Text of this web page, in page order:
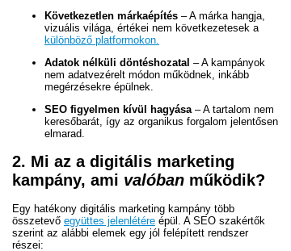
Következetlen márkaépítés – A márka hangja,
vizuális világa, értékei nem következetesek a
különböző platformokon.
Adatok nélküli döntéshozatal – A kampányok
nem adatvezérelt módon működnek, inkább
megérzésekre épülnek.
SEO figyelmen kívül hagyása – A tartalom nem
keresőbarát, így az organikus forgalom jelentősen
elmarad.
2. Mi az a digitális marketing
kampány, ami valóban működik?
Egy hatékony digitális marketing kampány több
összetevő együttes jelenlétére épül. A SEO szakértők
szerint az alábbi elemek egy jól felépített rendszer
részei: